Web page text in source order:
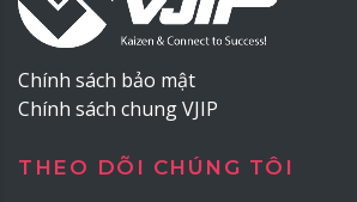
Chính sách bảo mật
Chính sách chung VJIP
THEO DÕI CHÚNG TÔI